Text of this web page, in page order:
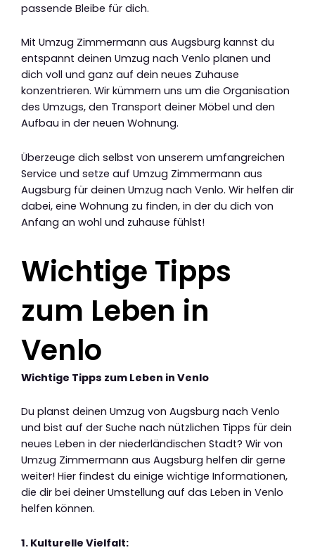
passende Bleibe für dich.
Mit Umzug Zimmermann aus Augsburg kannst du
entspannt deinen Umzug nach Venlo planen und
dich voll und ganz auf dein neues Zuhause
konzentrieren. Wir kümmern uns um die Organisation
des Umzugs, den Transport deiner Möbel und den
Aufbau in der neuen Wohnung.
Überzeuge dich selbst von unserem umfangreichen
Service und setze auf Umzug Zimmermann aus
Augsburg für deinen Umzug nach Venlo. Wir helfen dir
dabei, eine Wohnung zu finden, in der du dich von
Anfang an wohl und zuhause fühlst!
Wichtige Tipps
zum Leben in
Venlo
Wichtige Tipps zum Leben in Venlo
Du planst deinen Umzug von Augsburg nach Venlo
und bist auf der Suche nach nützlichen Tipps für dein
neues Leben in der niederländischen Stadt? Wir von
Umzug Zimmermann aus Augsburg helfen dir gerne
weiter! Hier findest du einige wichtige Informationen,
die dir bei deiner Umstellung auf das Leben in Venlo
helfen können.
1. Kulturelle Vielfalt: